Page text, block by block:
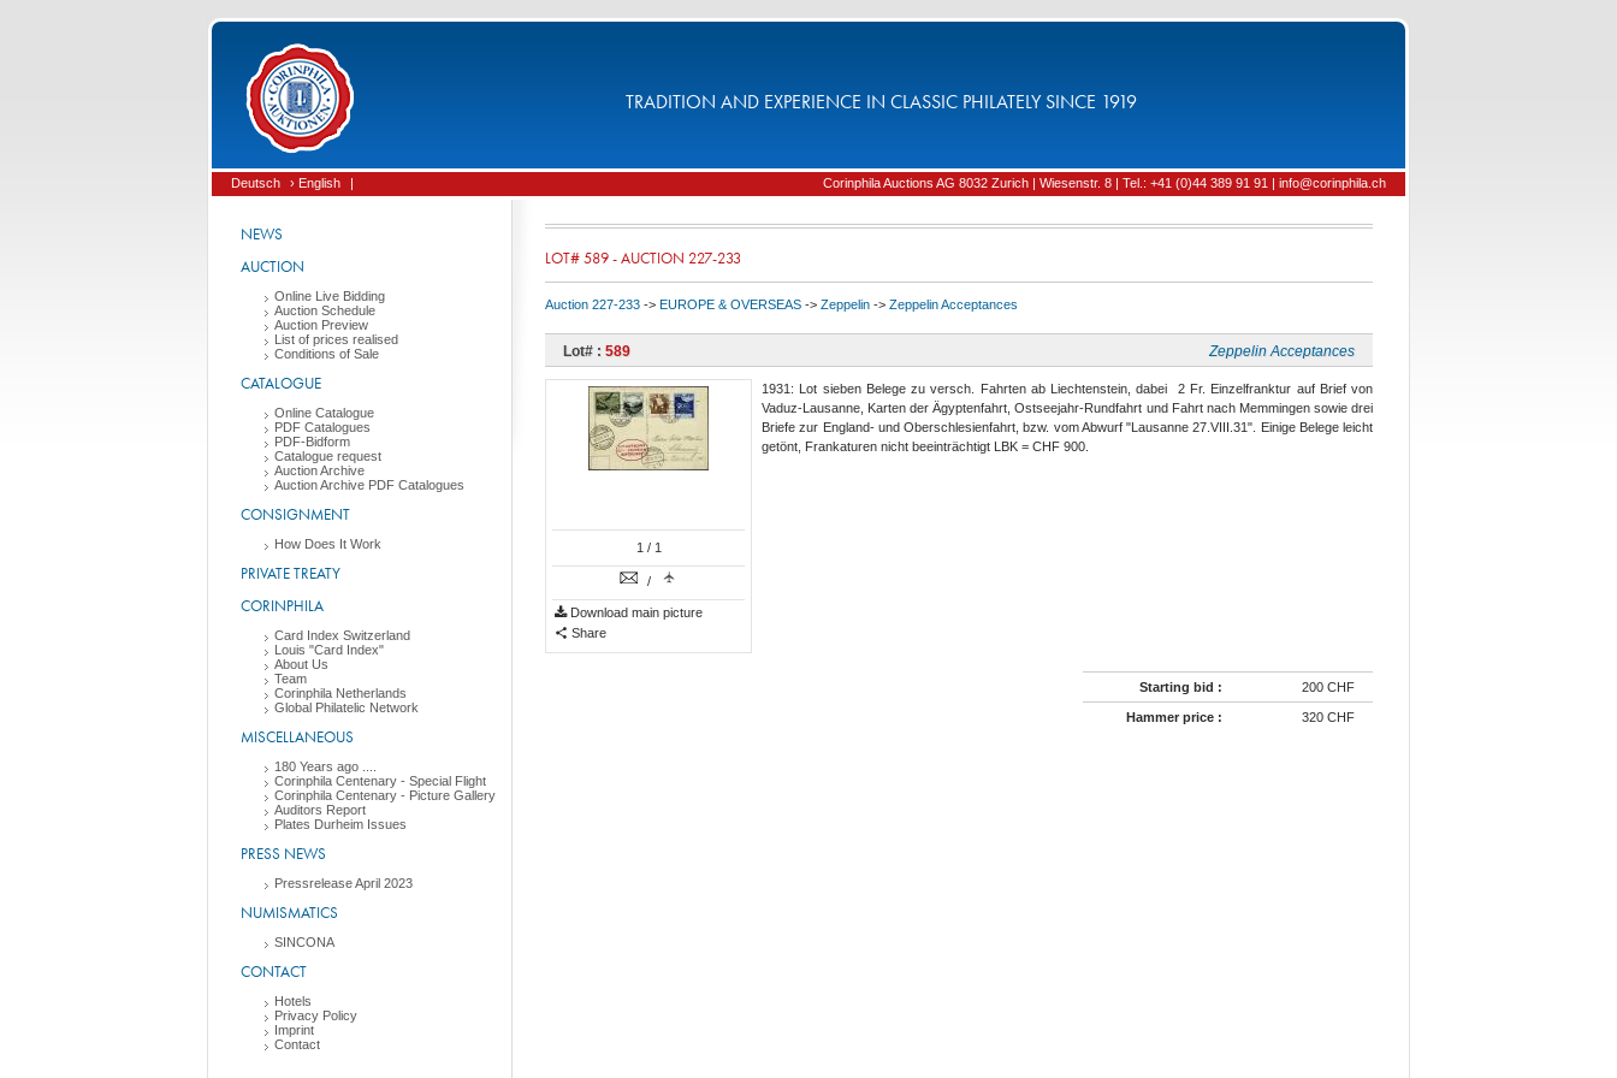
TRADITION AND EXPERIENCE IN CLASSIC PHILATELY SINCE 1919
Deutsch › English | Corinphila Auctions AG 8032 Zurich | Wiesenstr. 8 | Tel.: +41 (0)44 389 91 91 | info@corinphila.ch
NEWS
AUCTION
Online Live Bidding
Auction Schedule
Auction Preview
List of prices realised
Conditions of Sale
CATALOGUE
Online Catalogue
PDF Catalogues
PDF-Bidform
Catalogue request
Auction Archive
Auction Archive PDF Catalogues
CONSIGNMENT
How Does It Work
PRIVATE TREATY
CORINPHILA
Card Index Switzerland
Louis "Card Index"
About Us
Team
Corinphila Netherlands
Global Philatelic Network
MISCELLANEOUS
180 Years ago ....
Corinphila Centenary - Special Flight
Corinphila Centenary - Picture Gallery
Auditors Report
Plates Durheim Issues
PRESS NEWS
Pressrelease April 2023
NUMISMATICS
SINCONA
CONTACT
Hotels
Privacy Policy
Imprint
Contact
LOT# 589 - AUCTION 227-233
Auction 227-233 -> EUROPE & OVERSEAS -> Zeppelin -> Zeppelin Acceptances
Lot# : 589 Zeppelin Acceptances
1 / 1
/
Download main picture
Share
1931: Lot sieben Belege zu versch. Fahrten ab Liechtenstein, dabei 2 Fr. Einzelfranktur auf Brief von
Vaduz-Lausanne, Karten der Ägyptenfahrt, Ostseejahr-Rundfahrt und Fahrt nach Memmingen sowie drei
Briefe zur England- und Oberschlesienfahrt, bzw. vom Abwurf "Lausanne 27.VIII.31". Einige Belege leicht
getönt, Frankaturen nicht beeinträchtigt LBK = CHF 900.
Starting bid : 200 CHF
Hammer price : 320 CHF